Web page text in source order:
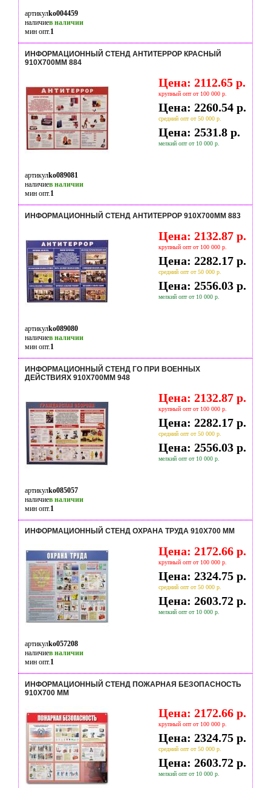
артикулko004459
наличиев наличии
мин опт.1
ИНФОРМАЦИОННЫЙ СТЕНД АНТИТЕРРОР КРАСНЫЙ
910Х700ММ 884
Цена: 2112.65 р.
крупный опт от 100 000 р.
Цена: 2260.54 р.
средний опт от 50 000 р.
Цена: 2531.8 р.
мелкий опт от 10 000 р.
артикулko089081
наличиев наличии
мин опт.1
ИНФОРМАЦИОННЫЙ СТЕНД АНТИТЕРРОР 910Х700ММ 883
Цена: 2132.87 р.
крупный опт от 100 000 р.
Цена: 2282.17 р.
средний опт от 50 000 р.
Цена: 2556.03 р.
мелкий опт от 10 000 р.
артикулko089080
наличиев наличии
мин опт.1
ИНФОРМАЦИОННЫЙ СТЕНД ГО ПРИ ВОЕННЫХ
ДЕЙСТВИЯХ 910Х700ММ 948
Цена: 2132.87 р.
крупный опт от 100 000 р.
Цена: 2282.17 р.
средний опт от 50 000 р.
Цена: 2556.03 р.
мелкий опт от 10 000 р.
артикулko085057
наличиев наличии
мин опт.1
ИНФОРМАЦИОННЫЙ СТЕНД ОХРАНА ТРУДА 910Х700 ММ
Цена: 2172.66 р.
крупный опт от 100 000 р.
Цена: 2324.75 р.
средний опт от 50 000 р.
Цена: 2603.72 р.
мелкий опт от 10 000 р.
артикулko057208
наличиев наличии
мин опт.1
ИНФОРМАЦИОННЫЙ СТЕНД ПОЖАРНАЯ БЕЗОПАСНОСТЬ
910Х700 ММ
Цена: 2172.66 р.
крупный опт от 100 000 р.
Цена: 2324.75 р.
средний опт от 50 000 р.
Цена: 2603.72 р.
мелкий опт от 10 000 р.